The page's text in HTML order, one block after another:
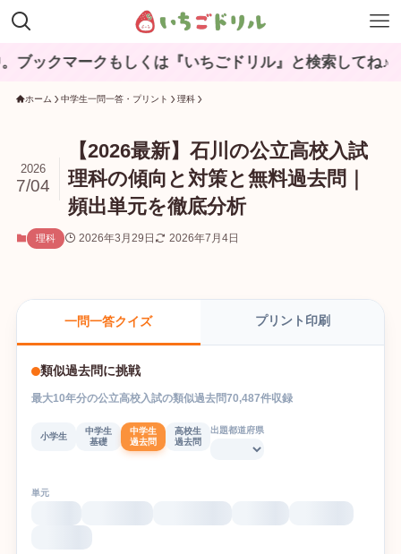
クもしくは『いちごドリル』と検索してね♪
ホーム 中学生一問一答・プリント 理科
【2026最新】石川の公立高校入試
理科の傾向と対策と無料過去問｜
頻出単元を徹底分析
2026
7/04
理科 2026年3月29日 2026年7月4日
一問一答クイズ プリント印刷
類似過去問に挑戦
最大10年分の公立高校入試の類似過去問70,487件収録
小学生
中学生
基礎
中学生
過去問
高校生
過去問
出題都道府県
単元